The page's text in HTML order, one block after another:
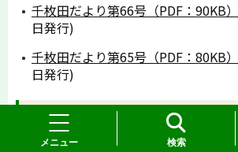
メニュー 検索
千枚田だより第66号（PDF：90KB）
日発行)
千枚田だより第65号（PDF：80KB）
日発行)
平成20年